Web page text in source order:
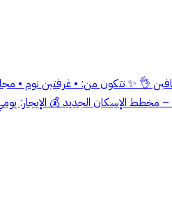
👌 ✨ تتكون من: • غرفتين نوم
مخطط الإسكان الجديد 💰 الإيجار: